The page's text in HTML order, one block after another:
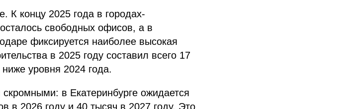
К концу 2025 года в городах-
свободных офисов, а в
фиксируется наиболее высокая
в 2025 году составил всего 17
уровня 2024 года.​
в Екатеринбурге ожидается
в 2026 году и 40 тысяч в 2027 году. Это